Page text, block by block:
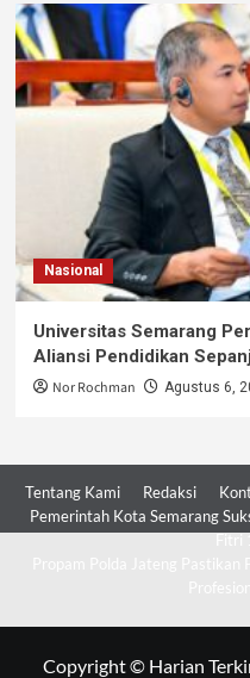
Nasional
Universitas Semarang
Aliansi Pendidikan
Nor Rochman Agustus 6,
Tentang Kami Redaksi
Pemerintah Kota Semarang
Copyright © Harian